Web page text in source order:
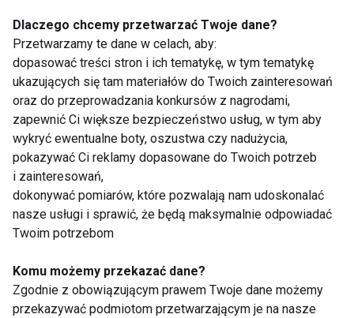
Bieganie
Co daje nam bieganie
w odniesieniu do stref
tętna? Czołowy, polski
biegacz
wyjaśnia
po różnych
nawierzchniach, by
kolanowych?
Dlaczego chcemy przetwarzać Twoje dane?
Przetwarzamy te dane w celach, aby:
dopasować treści stron i ich tematykę, w tym tematykę
ukazujących się tam materiałów do Twoich zainteresowań
oraz do przeprowadzania konkursów z nagrodami,
zapewnić Ci większe bezpieczeństwo usług, w tym aby
wykryć ewentualne boty, oszustwa czy nadużycia,
pokazywać Ci reklamy dopasowane do Twoich potrzeb
i zainteresowań,
dokonywać pomiarów, które pozwalają nam udoskonalać
nasze usługi i sprawić, że będą maksymalnie odpowiadać
Twoim potrzebom
Komu możemy przekazać dane?
Zgodnie z obowiązującym prawem Twoje dane możemy
przekazywać podmiotom przetwarzającym je na nasze